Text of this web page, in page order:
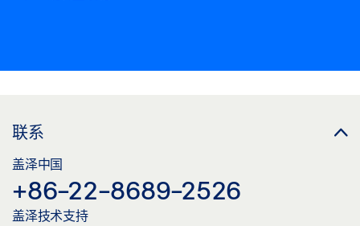
联系
盖泽中国
+86-22-8689-2526
盖泽技术支持